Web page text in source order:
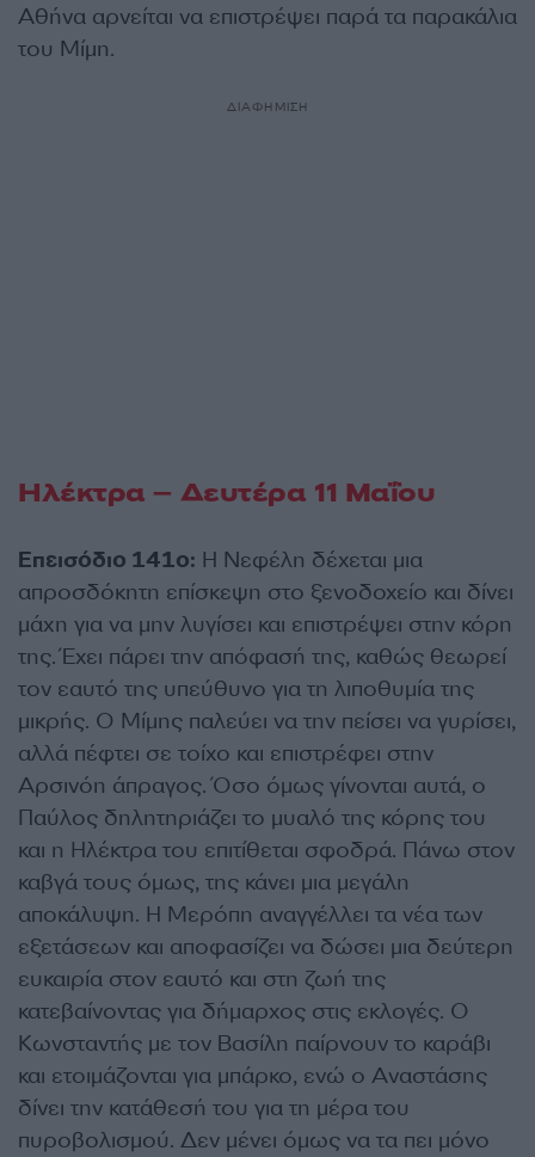
Αθήνα αρνείται να επιστρέψει παρά τα παρακάλια
του Μίμη.
ΔΙΑΦΗΜΙΣΗ
Ηλέκτρα – Δευτέρα 11 Μαΐου
Eπεισόδιο 141ο: Η Νεφέλη δέχεται μια
απροσδόκητη επίσκεψη στο ξενοδοχείο και δίνει
μάχη για να μην λυγίσει και επιστρέψει στην κόρη
της. Έχει πάρει την απόφασή της, καθώς θεωρεί
τον εαυτό της υπεύθυνο για τη λιποθυμία της
μικρής. Ο Μίμης παλεύει να την πείσει να γυρίσει,
αλλά πέφτει σε τοίχο και επιστρέφει στην
Αρσινόη άπραγος. Όσο όμως γίνονται αυτά, ο
Παύλος δηλητηριάζει το μυαλό της κόρης του
και η Ηλέκτρα του επιτίθεται σφοδρά. Πάνω στον
καβγά τους όμως, της κάνει μια μεγάλη
αποκάλυψη. Η Μερόπη αναγγέλλει τα νέα των
εξετάσεων και αποφασίζει να δώσει μια δεύτερη
ευκαιρία στον εαυτό και στη ζωή της
κατεβαίνοντας για δήμαρχος στις εκλογές. Ο
Κωνσταντής με τον Βασίλη παίρνουν το καράβι
και ετοιμάζονται για μπάρκο, ενώ ο Αναστάσης
δίνει την κατάθεσή του για τη μέρα του
πυροβολισμού. Δεν μένει όμως να τα πει μόνο